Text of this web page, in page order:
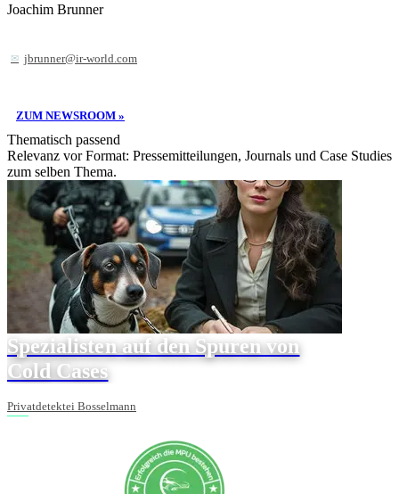
Joachim Brunner
jbrunner@ir-world.com
ZUM NEWSROOM »
Thematisch passend
Relevanz vor Format: Pressemitteilungen, Journals und Case Studies
zum selben Thema.
Spezialisten auf den Spuren von
Cold Cases
Privatdetektei Bosselmann